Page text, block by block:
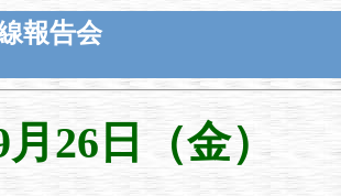
報告会
月26日（金）